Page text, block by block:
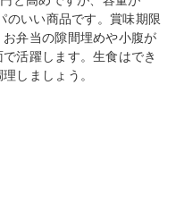
のいい商品です。賞味期限
弁当の隙間埋めや小腹が
活躍します。生食はでき
しましょう。